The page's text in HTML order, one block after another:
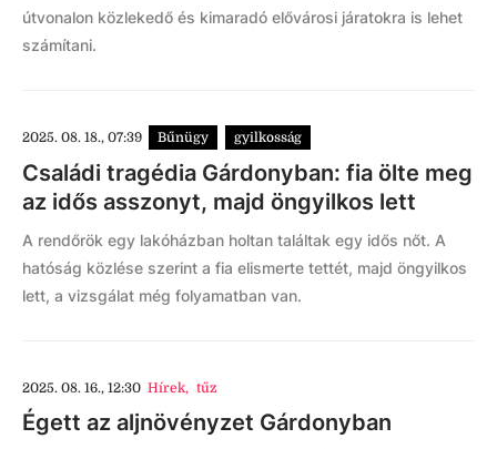
útvonalon közlekedő és kimaradó elővárosi járatokra is lehet
számítani.
2025. 08. 18., 07:39 Bűnügy gyilkosság
Családi tragédia Gárdonyban: fia ölte meg
az idős asszonyt, majd öngyilkos lett
A rendőrök egy lakóházban holtan találtak egy idős nőt. A
hatóság közlése szerint a fia elismerte tettét, majd öngyilkos
lett, a vizsgálat még folyamatban van.
2025. 08. 16., 12:30 Hírek, tűz
Égett az aljnövényzet Gárdonyban